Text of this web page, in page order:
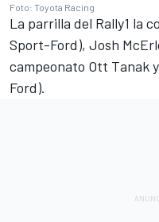
Foto: Toyota Racing
La parrilla del Rally1 la
Sport-Ford), Josh
campeonato Ott Tanaky
Ford).